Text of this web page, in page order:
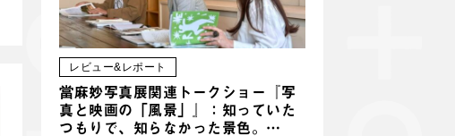
レビュー&レポート
當麻妙写真展関連トークショー『写
真と映画の「風景」』：知っていた
つもりで、知らなかった景色。…